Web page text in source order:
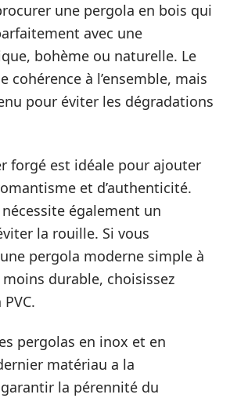
une pergola en bois qui
avec une
bohème ou naturelle. Le
cohérence à l’ensemble, mais
pour éviter les dégradations
forgé est idéale pour ajouter
et d’authenticité.
également un
la rouille. Si vous
pergola moderne simple à
durable, choisissez
pergolas en inox et en
matériau a la
la pérennité du